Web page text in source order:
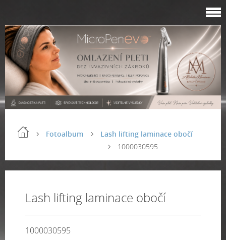
Fotoalbum
Lash lifting laminace obočí
1000030595
Lash lifting laminace obočí
1000030595